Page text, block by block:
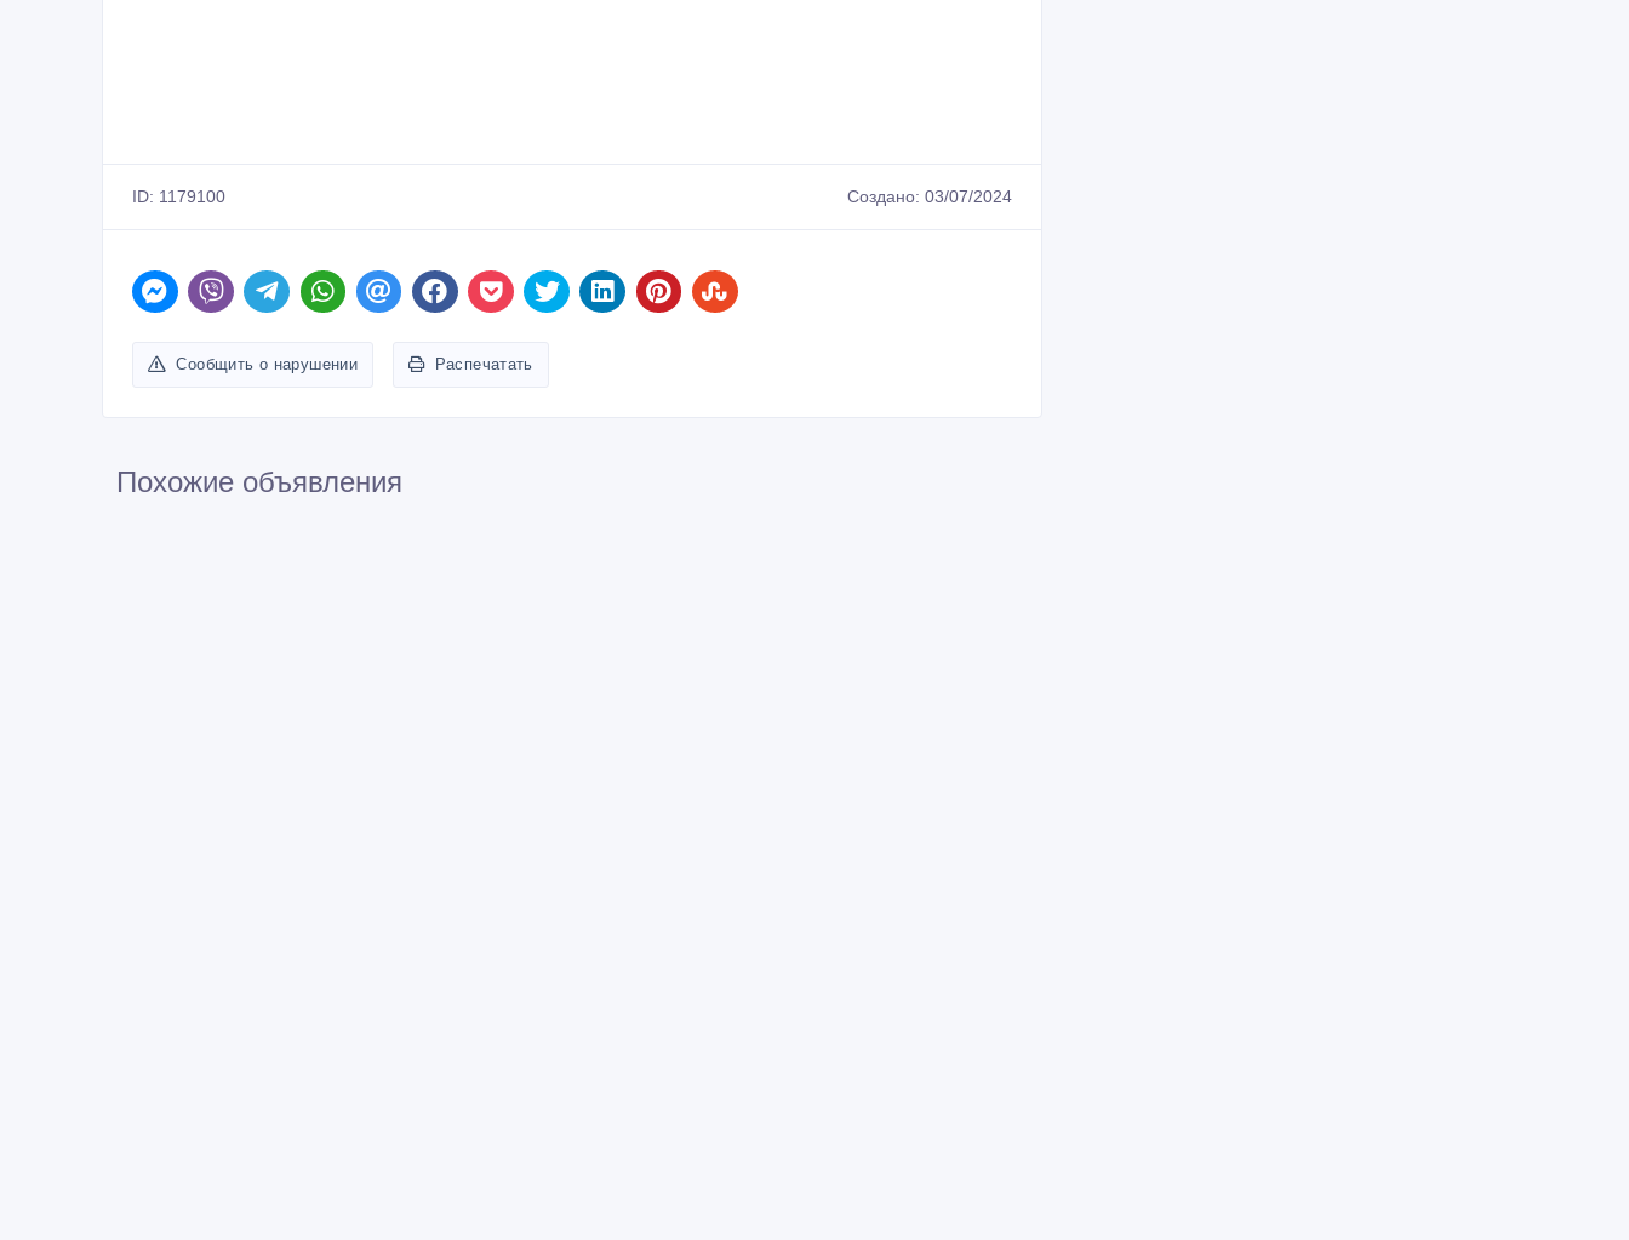
ID: 1179100 Создано: 03/07/2024
Сообщить о нарушении Распечатать
Похожие объявления